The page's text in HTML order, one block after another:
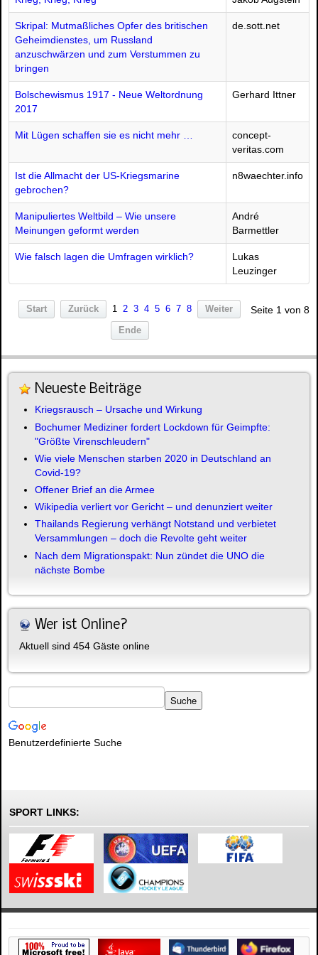
Skripal: Mutmaßliches Opfer des britischen
Geheimdienstes, um Russland
anzuschwärzen und zum Verstummen zu
bringen
de.sott.net
Bolschewismus 1917 - Neue Weltordnung
2017
Gerhard Ittner
Mit Lügen schaffen sie es nicht mehr …
concept-
veritas.com
Ist die Allmacht der US-Kriegsmarine
gebrochen?
n8waechter.info
Manipuliertes Weltbild – Wie unsere
Meinungen geformt werden
André
Barmettler
Wie falsch lagen die Umfragen wirklich?
Lukas
Leuzinger
Seite 1 von 8
Start Zurück 1 2 3 4 5 6 7 8 Weiter
Ende
Neueste Beiträge
Kriegsrausch – Ursache und Wirkung
Bochumer Mediziner fordert Lockdown für Geimpfte:
"Größte Virenschleudern"
Wie viele Menschen starben 2020 in Deutschland an
Covid-19?
Offener Brief an die Armee
Wikipedia verliert vor Gericht – und denunziert weiter
Thailands Regierung verhängt Notstand und verbietet
Versammlungen – doch die Revolte geht weiter
Nach dem Migrationspakt: Nun zündet die UNO die
nächste Bombe
Wer ist Online?
Aktuell sind 454 Gäste online
Benutzerdefinierte Suche
SPORT LINKS: